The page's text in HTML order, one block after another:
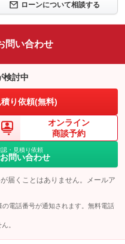
ローンについて相談する
問い合わせ
検討中
り依頼(無料)
オンライン
商談予約
認・見積り依頼
問い合わせ
届くことはありません。メールア
電話番号が通知されます。無料電話
。